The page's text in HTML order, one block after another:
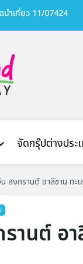
ำเที่ยว 11/07424
จัดกรุ๊ปต่างประ
สงกรานต์ อาลีซาน ทะ
านต์ อ